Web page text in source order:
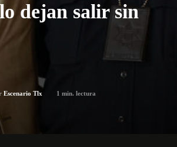
dejan salir sin
Escenario Tlx 1 min. lectura